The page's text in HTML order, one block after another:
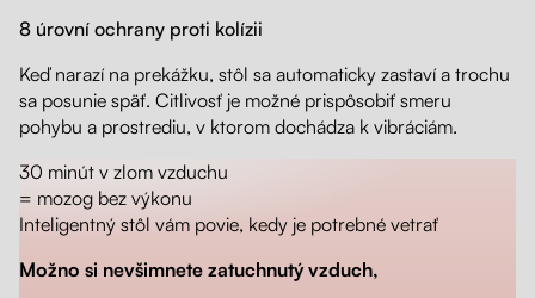
8 úrovní ochrany proti kolízii
Keď narazí na prekážku, stôl sa automaticky zastaví a trochu
sa posunie späť. Citlivosť je možné prispôsobiť smeru
pohybu a prostrediu, v ktorom dochádza k vibráciám.
30 minút v zlom vzduchu
= mozog bez výkonu
Inteligentný stôl vám povie, kedy je potrebné vetrať
Možno si nevšimnete zatuchnutý vzduch,